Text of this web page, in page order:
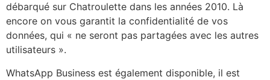
débarqué sur Chatroulette dans les années 2010. Là
encore on vous garantit la confidentialité de vos
données, qui « ne seront pas partagées avec les autres
utilisateurs ».
WhatsApp Business est également disponible, il est